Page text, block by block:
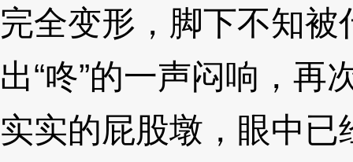
完全变形，脚下不知
出“咚”的一声闷响，再
实实的屁股墩，眼中